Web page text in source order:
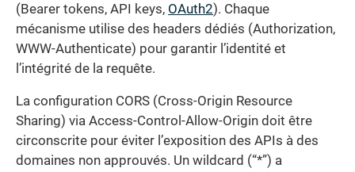
(Bearer tokens, API keys, OAuth2). Chaque
mécanisme utilise des headers dédiés (Authorization,
WWW-Authenticate) pour garantir l’identité et
l’intégrité de la requête.
La configuration CORS (Cross-Origin Resource
Sharing) via Access-Control-Allow-Origin doit être
circonscrite pour éviter l’exposition des APIs à des
domaines non approuvés. Un wildcard (“*”) a